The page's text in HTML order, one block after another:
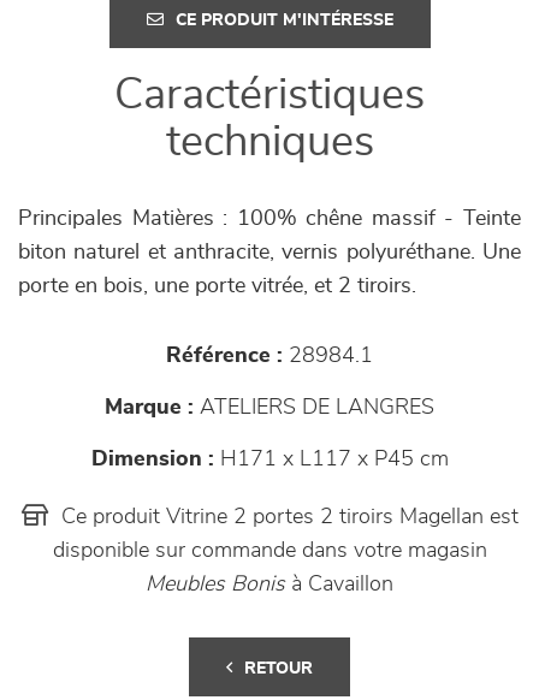
CE PRODUIT M'INTÉRESSE
Caractéristiques
techniques
Principales Matières : 100% chêne massif - Teinte
biton naturel et anthracite, vernis polyuréthane. Une
porte en bois, une porte vitrée, et 2 tiroirs.
Référence : 28984.1
Marque : ATELIERS DE LANGRES
Dimension : H171 x L117 x P45 cm
Ce produit Vitrine 2 portes 2 tiroirs Magellan est
disponible sur commande dans votre magasin
Meubles Bonisà Cavaillon
RETOUR